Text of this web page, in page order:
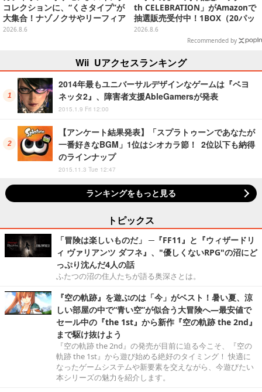
コレクションに、“くさタイプ”が
大集合！ナゾノクサやリーフィア
など全5種が仲間入り
2026.8.6
th CELEBRATION」がAmazonで
抽選販売受付中！1BOX（20パッ
ク入り）
2026.8.6
Recommended by
Wii Uアクセスランキング
2014年最もユニバーサルデザインなゲームは『ベヨ
ネッタ2』、障害者支援AbleGamersが発表
2015.1.9 Fri 12:00
【アンケート結果発表】「スプラトゥーンであなたが
一番好きなBGM」1位はシオカラ節！ 2位以下も納得
のラインナップ
2015.11.3 Tue 12:47
ランキングをもっと見る
トピックス
「冒険は楽しいものだ」 ─『FF11』と『ウィザードリ
ィ ヴァリアンツ ダフネ』、"優しくないRPG"の沼にど
っぷり沈んだ4人の話
ふたつの沼の住人たちが語る奥深さとは。
『空の軌跡』を遊ぶのは「今」がベスト！暑い夏、涼
しい部屋の中で“青い空”が似合う大冒険へ―最安値で
セール中の『the 1st』から新作『空の軌跡 the 2nd』
まで駆け抜けよう
『空の軌跡 the 2nd』の発売が目前に迫る今こそ、『空の
軌跡 the 1st』から遊び始める絶好のタイミング！ 快適に
なったゲームシステムや新要素を交えながら、今遊びたい
本シリーズの魅力を紹介します。